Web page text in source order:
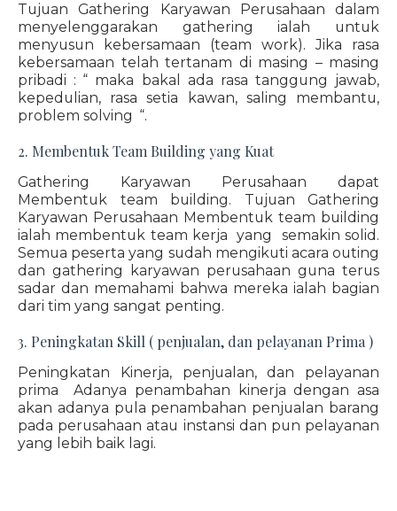
Tujuan Gathering Karyawan Perusahaan dalam
menyelenggarakan gathering ialah untuk
menyusun kebersamaan (team work). Jika rasa
kebersamaan telah tertanam di masing – masing
pribadi : “ maka bakal ada rasa tanggung jawab,
kepedulian, rasa setia kawan, saling membantu,
problem solving “.
2. Membentuk Team Building yang Kuat
Gathering Karyawan Perusahaan dapat
Membentuk team building. Tujuan Gathering
Karyawan Perusahaan Membentuk team building
ialah membentuk team kerja yang semakin solid.
Semua peserta yang sudah mengikuti acara outing
dan gathering karyawan perusahaan guna terus
sadar dan memahami bahwa mereka ialah bagian
dari tim yang sangat penting.
3. Peningkatan Skill ( penjualan, dan pelayanan Prima )
Peningkatan Kinerja, penjualan, dan pelayanan
prima Adanya penambahan kinerja dengan asa
akan adanya pula penambahan penjualan barang
pada perusahaan atau instansi dan pun pelayanan
yang lebih baik lagi.